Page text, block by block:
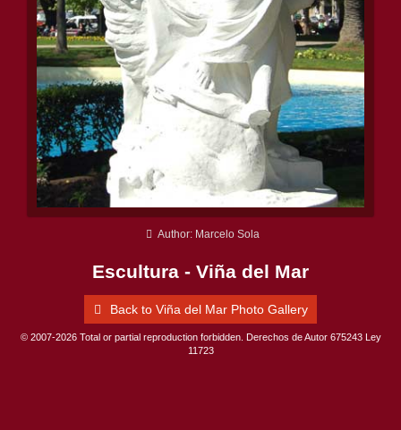
Author: Marcelo Sola
Escultura - Viña del Mar
Back to Viña del Mar Photo Gallery
© 2007-2026 Total or partial reproduction forbidden. Derechos de Autor 675243 Ley
11723